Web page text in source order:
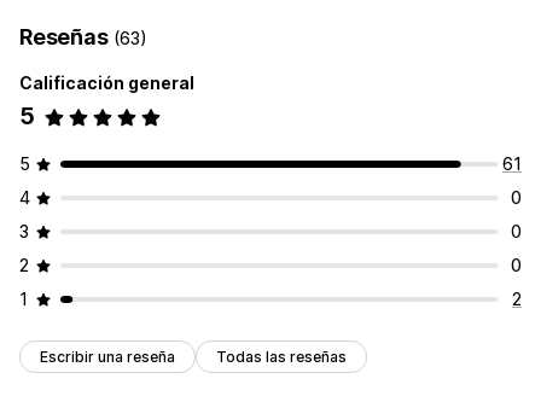
Reseñas (63)
Calificación general
5
5
61
4
0
3
0
2
0
1
2
Escribir una reseña Todas las reseñas